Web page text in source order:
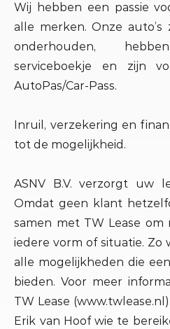
Wij hebben een passie
alle merken. Onze
onderhouden,
serviceboekje en zijn
AutoPas/Car-Pass.
Inruil, verzekering en
tot de mogelijkheid.
ASNV B.V. verzorgt uw
Omdat geen klant
samen met TW Lease
iedere vorm of situatie. Zo
alle mogelijkheden die
bieden. Voor meer
TW Lease
Erik van Hoof wie te